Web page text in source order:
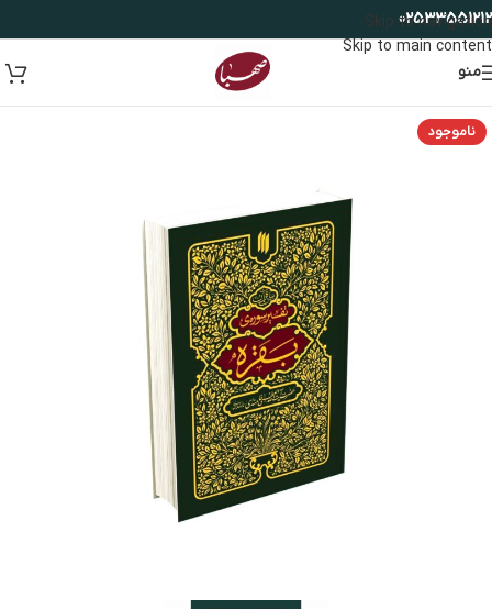
Skip to navigation
Skip to main content
02533551212
منو
ناموجود